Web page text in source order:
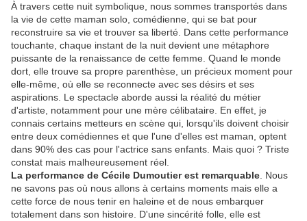
À travers cette nuit symbolique, nous sommes transportés dans
la vie de cette maman solo, comédienne, qui se bat pour
reconstruire sa vie et trouver sa liberté. Dans cette performance
touchante, chaque instant de la nuit devient une métaphore
puissante de la renaissance de cette femme. Quand le monde
dort, elle trouve sa propre parenthèse, un précieux moment pour
elle-même, où elle se reconnecte avec ses désirs et ses
aspirations. Le spectacle aborde aussi la réalité du métier
d'artiste, notamment pour une mère célibataire. En effet, je
connais certains metteurs en scène qui, lorsqu'ils doivent choisir
entre deux comédiennes et que l'une d'elles est maman, optent
dans 90% des cas pour l'actrice sans enfants. Mais quoi ? Triste
constat mais malheureusement réel.
La performance de Cécile Dumoutier est remarquable . Nous
ne savons pas où nous allons à certains moments mais elle a
cette force de nous tenir en haleine et de nous embarquer
totalement dans son histoire. D'une sincérité folle, elle est